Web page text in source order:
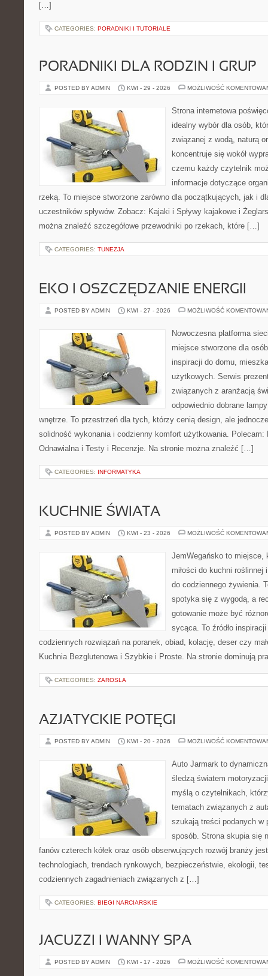
[…]
CATEGORIES: PORADNIKI I TUTORIALE
PORADNIKI DLA RODZIN I GRUP
POSTED BY ADMIN KWI - 29 - 2026 MOŻLIWOŚĆ
Strona internetowa
idealny wybór dla osób,
związanej z wodą, naturą
koncentruje się wokół
czemu każdy czytelnik
informacje dotyczące
rzeką. To miejsce stworzone zarówno dla początkujących, jak i
uczestników spływów. Zobacz: Kajaki i Spływy kajakowe i
można znaleźć szczegółowe przewodniki po rzekach, które […]
CATEGORIES: TUNEZJA
EKO I OSZCZĘDZANIE ENERGII
POSTED BY ADMIN KWI - 27 - 2026 MOŻLIWOŚĆ
Nowoczesna platforma
miejsce stworzone dla
inspiracji do domu,
użytkowych. Serwis
związanych z aranżacją
odpowiednio dobrane
wnętrze. To przestrzeń dla tych, którzy cenią design, ale
solidność wykonania i codzienny komfort użytkowania. Polecam:
Odnawialna i Testy i Recenzje. Na stronie można znaleźć […]
CATEGORIES: INFORMATYKA
KUCHNIE ŚWIATA
POSTED BY ADMIN KWI - 23 - 2026 MOŻLIWOŚĆ
JemWegańsko to miejsce,
miłości do kuchni
do codziennego żywienia.
spotyka się z wygodą, a
gotowanie może być
sycąca. To źródło
codziennych rozwiązań na poranek, obiad, kolację, deser czy
Kuchnia Bezglutenowa i Szybkie i Proste. Na stronie dominują
CATEGORIES: ZAROSLA
AZJATYCKIE POTĘGI
POSTED BY ADMIN KWI - 20 - 2026 MOŻLIWOŚĆ
Auto Jarmark to
śledzą światem
myślą o czytelnikach,
tematach związanych z
szukają treści podanych w
sposób. Strona skupia się
fanów czterech kółek oraz osób obserwujących rozwój branży
technologiach, trendach rynkowych, bezpieczeństwie, ekologii,
codziennych zagadnieniach związanych z […]
CATEGORIES: BIEGI NARCIARSKIE
JACUZZI I WANNY SPA
POSTED BY ADMIN KWI - 17 - 2026 MOŻLIWOŚĆ